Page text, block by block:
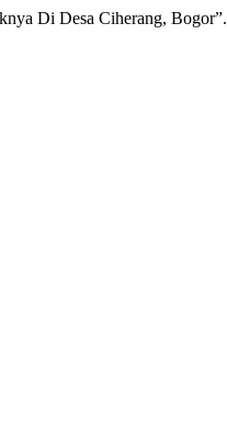
Di Desa Ciherang, Bogor”.